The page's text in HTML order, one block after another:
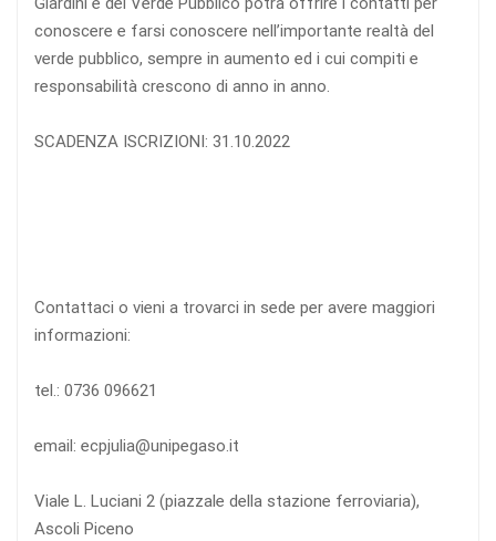
conoscere e farsi conoscere nell’importante realtà del
verde pubblico, sempre in aumento ed i cui compiti e
responsabilità crescono di anno in anno.
SCADENZA ISCRIZIONI: 31.10.2022
Contattaci o vieni a trovarci in sede per avere maggiori
informazioni:
tel.: 0736 096621
email: ecpjulia@unipegaso.it
Viale L. Luciani 2 (piazzale della stazione ferroviaria),
Ascoli Piceno